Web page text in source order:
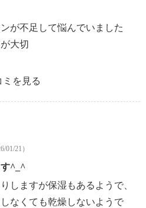
が不足して悩んでいました
大切
ミを見る
01/21）
^_^
しますが保湿もあるようで、
なくても乾燥しないようで